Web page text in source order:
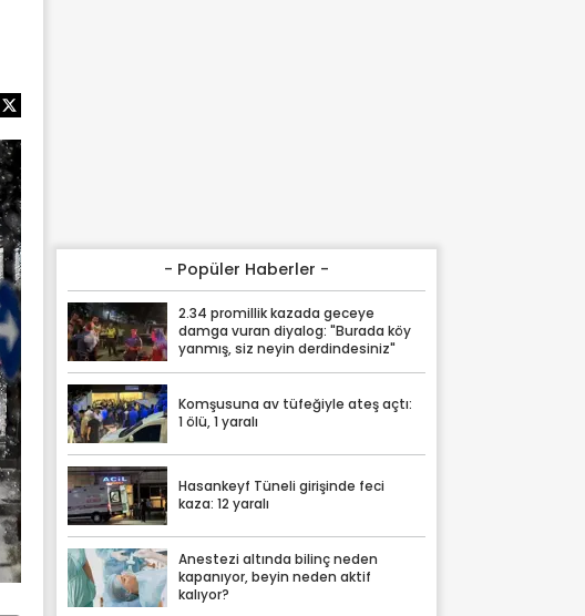
- Popüler Haberler -
2.34 promillik kazada geceye
damga vuran diyalog: "Burada köy
yanmış, siz neyin derdindesiniz"
Komşusuna av tüfeğiyle ateş açtı:
1 ölü, 1 yaralı
Hasankeyf Tüneli girişinde feci
kaza: 12 yaralı
Anestezi altında bilinç neden
kapanıyor, beyin neden aktif
kalıyor?